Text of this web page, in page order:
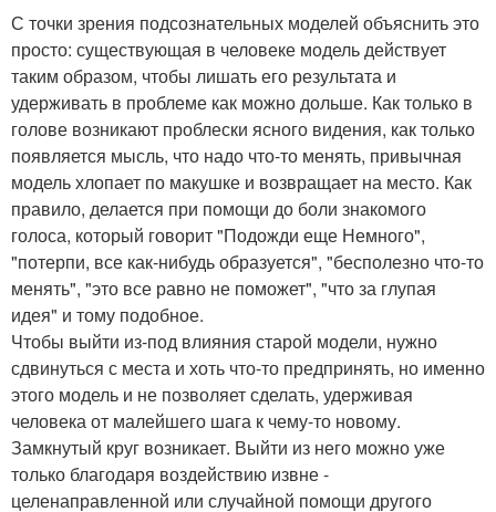
С точки зрения подсознательных моделей объяснить это
просто: существующая в человеке модель действует
таким образом, чтобы лишать его результата и
удерживать в проблеме как можно дольше. Как только в
голове возникают проблески ясного видения, как только
появляется мысль, что надо что-то менять, привычная
модель хлопает по макушке и возвращает на место. Как
правило, делается при помощи до боли знакомого
голоса, который говорит "Подожди еще Немного",
"потерпи, все как-нибудь образуется", "бесполезно что-то
менять", "это все равно не поможет", "что за глупая
идея" и тому подобное.
Чтобы выйти из-под влияния старой модели, нужно
сдвинуться с места и хоть что-то предпринять, но именно
этого модель и не позволяет сделать, удерживая
человека от малейшего шага к чему-то новому.
Замкнутый круг возникает. Выйти из него можно уже
только благодаря воздействию извне -
целенаправленной или случайной помощи другого